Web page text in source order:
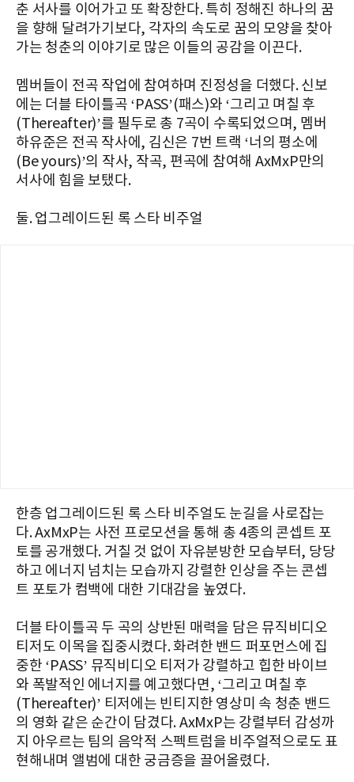
춘 서사를 이어가고 또 확장한다. 특히 정해진 하나의 꿈
을 향해 달려가기보다, 각자의 속도로 꿈의 모양을 찾아
가는 청춘의 이야기로 많은 이들의 공감을 이끈다.
멤버들이 전곡 작업에 참여하며 진정성을 더했다. 신보
에는 더블 타이틀곡 ‘PASS’(패스)와 ‘그리고 며칠 후
(Thereafter)’를 필두로 총 7곡이 수록되었으며, 멤버
하유준은 전곡 작사에, 김신은 7번 트랙 ‘너의 평소에
(Be yours)’의 작사, 작곡, 편곡에 참여해 AxMxP만의
서사에 힘을 보탰다.
둘. 업그레이드된 록 스타 비주얼
한층 업그레이드된 록 스타 비주얼도 눈길을 사로잡는
다. AxMxP는 사전 프로모션을 통해 총 4종의 콘셉트 포
토를 공개했다. 거칠 것 없이 자유분방한 모습부터, 당당
하고 에너지 넘치는 모습까지 강렬한 인상을 주는 콘셉
트 포토가 컴백에 대한 기대감을 높였다.
더블 타이틀곡 두 곡의 상반된 매력을 담은 뮤직비디오
티저도 이목을 집중시켰다. 화려한 밴드 퍼포먼스에 집
중한 ‘PASS’ 뮤직비디오 티저가 강렬하고 힙한 바이브
와 폭발적인 에너지를 예고했다면, ‘그리고 며칠 후
(Thereafter)’ 티저에는 빈티지한 영상미 속 청춘 밴드
의 영화 같은 순간이 담겼다. AxMxP는 강렬부터 감성까
지 아우르는 팀의 음악적 스펙트럼을 비주얼적으로도 표
현해내며 앨범에 대한 궁금증을 끌어올렸다.